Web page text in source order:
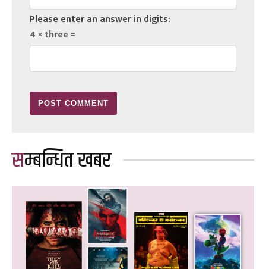
Please enter an answer in digits:
4 × three =
सम्बन्धित खबर